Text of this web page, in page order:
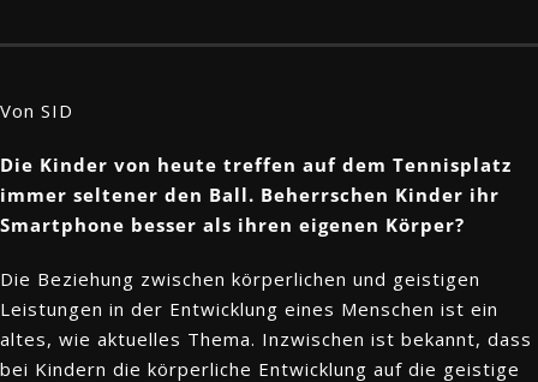
Von SID
Die Kinder von heute treffen auf dem Tennisplatz
immer seltener den Ball. Beherrschen Kinder ihr
Smartphone besser als ihren eigenen Körper?
Die Beziehung zwischen körperlichen und geistigen
Leistungen in der Entwicklung eines Menschen ist ein
altes, wie aktuelles Thema. Inzwischen ist bekannt, dass
bei Kindern die körperliche Entwicklung auf die geistige